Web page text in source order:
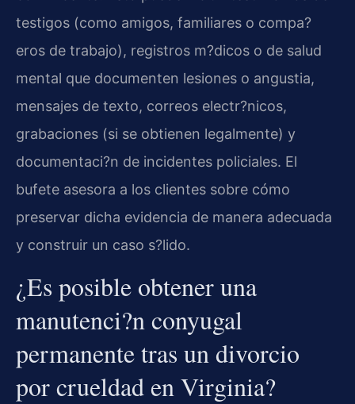
testigos (como amigos, familiares o compa?
eros de trabajo), registros m?dicos o de salud
mental que documenten lesiones o angustia,
mensajes de texto, correos electr?nicos,
grabaciones (si se obtienen legalmente) y
documentaci?n de incidentes policiales. El
bufete asesora a los clientes sobre cómo
preservar dicha evidencia de manera adecuada
y construir un caso s?lido.
¿Es posible obtener una
manutenci?n conyugal
permanente tras un divorcio
por crueldad en Virginia?